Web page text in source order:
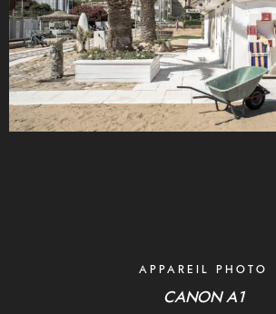
APPAREIL PHOTO
CANON A1